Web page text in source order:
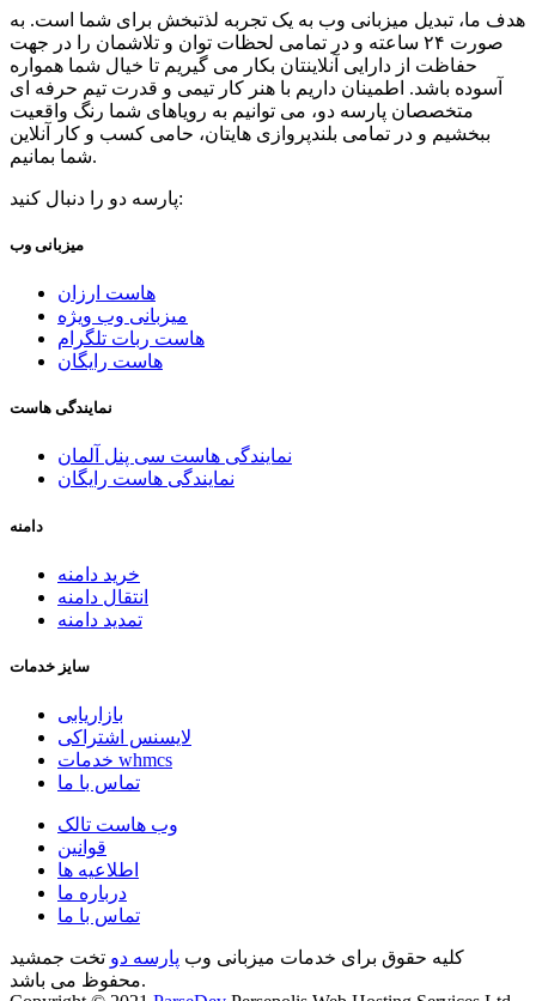
هدف ما، تبدیل میزبانی وب به یک تجربه لذتبخش برای شما است. به
صورت ۲۴ ساعته و در تمامی لحظات توان و تلاشمان را در جهت
حفاظت از دارایی آنلاینتان بکار می گیریم تا خیال شما همواره
آسوده باشد. اطمینان داریم با هنر کار تیمی و قدرت تیم حرفه ای
متخصصان پارسه دو، می توانیم به رویاهای شما رنگ واقعیت
ببخشیم و در تمامی بلندپروازی هایتان، حامی کسب و کار آنلاین
شما بمانیم.
پارسه دو را دنبال کنید:
میزبانی وب
هاست ارزان
میزبانی وب ویژه
هاست ربات تلگرام
هاست رایگان
نمایندگی هاست
نمایندگی هاست سی پنل آلمان
نمایندگی هاست رایگان
دامنه
خرید دامنه
انتقال دامنه
تمدید دامنه
سایز خدمات
بازاریابی
لایسنس اشتراکی
خدمات whmcs
تماس با ما
وب هاست تالک
قوانین
اطلاعیه ها
درباره ما
تماس با ما
کلیه حقوق برای خدمات میزبانی وب پارسه دو تخت جمشید
محفوظ می باشد.